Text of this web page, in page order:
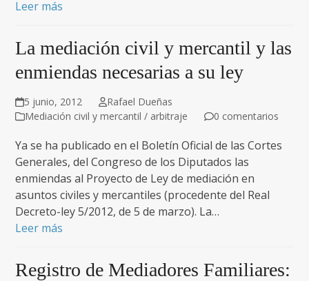
Leer más
La mediación civil y mercantil y las
enmiendas necesarias a su ley
5 junio, 2012
Rafael Dueñas
Mediación civil y mercantil / arbitraje
0 comentarios
Ya se ha publicado en el Boletín Oficial de las Cortes
Generales, del Congreso de los Diputados las
enmiendas al Proyecto de Ley de mediación en
asuntos civiles y mercantiles (procedente del Real
Decreto-ley 5/2012, de 5 de marzo). La…
Leer más
Registro de Mediadores Familiares: